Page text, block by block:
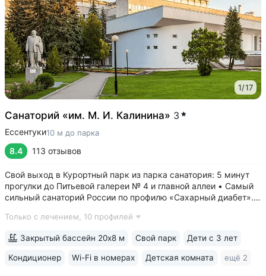
1/17
Санаторий «им. М. И. Калинина» 3
Ессентуки10 м до парка
8.4 113 отзывов
Свой выход в Курортный парк из парка санатория: 5 минут
прогулки до Питьевой галереи № 4 и главной аллеи • Самый
сильный санаторий России по профилю «Сахарный диабет».
На базе санатория работает «Всероссийский
Только с лечением, 10 профилей
Закрытый бассейн 20х8 м Свой парк Дети с 3 лет
Кондиционер Wi-Fi в номерах Детская комната ещё 2